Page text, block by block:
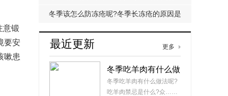
意锻
要安
嗽患
较好?
冬季该怎么防冻疮呢?冬季长冻疮的原因是
什么?
最近更新 更多
冬季吃羊肉有什么做
法呢?吃羊肉禁忌是
什么?
冬季吃羊肉有什么做法呢?
吃羊肉禁忌是什么?众……